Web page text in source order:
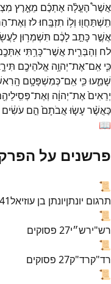
אֲשֶׁר֩ הֶעֱלָ֨ה אֶתְכֶ֜ם מֵאֶ֧רֶץ
תִֽשְׁתַּחֲו֖וּ וְל֥וֹ תִזְבָּֽחוּ׃לז וְאֶת־
אֲשֶׁ֣רכָּתַ֣בלָכֶ֔ם תִּשְׁמְר֥וּן
לח וְהַבְּרִ֛יתאֲשֶׁר־כָּרַ֥תִּי
כִּ֛י אִֽם־אֶת־יְהוָ֥ה אֱלֹהֵיכֶ֖ם
שָׁמֵ֑עוּכִּ֛י אִֽם־כְּמִשְׁפָּטָ֥ם
יְרֵאִים֙אֶת־יְהוָ֔ה וְאֶת־
כַּאֲשֶׁ֨רעָשׂ֤וּאֲבֹתָם֙ הֵ֣ם עֹשִׂ֔ים
📖
פרשנים על
📜
תרגום יונתןיונתן בן עוזיאל41
📜
רש"ירש״י27 פסוקים
📜
רד"קרד"ק27 פסוקים
📜